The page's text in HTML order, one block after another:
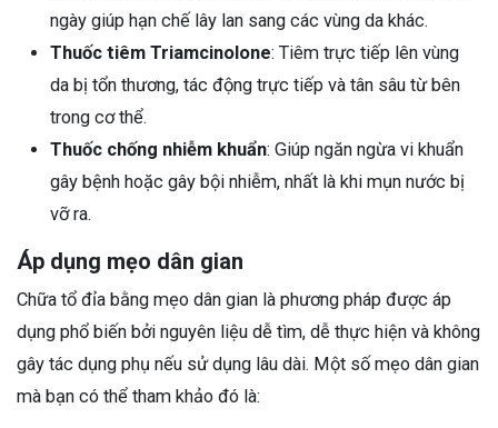
ngày giúp hạn chế lây lan sang các vùng da khác.
Thuốc tiêm Triamcinolone: Tiêm trực tiếp lên vùng
da bị tổn thương, tác động trực tiếp và tân sâu từ bên
trong cơ thể.
Thuốc chống nhiễm khuẩn: Giúp ngăn ngừa vi khuẩn
gây bệnh hoặc gây bội nhiễm, nhất là khi mụn nước bị
vỡ ra.
Áp dụng mẹo dân gian
Chữa tổ đỉa bằng mẹo dân gian là phương pháp được áp
dụng phổ biến bởi nguyên liệu dễ tìm, dễ thực hiện và không
gây tác dụng phụ nếu sử dụng lâu dài. Một số mẹo dân gian
mà bạn có thể tham khảo đó là: